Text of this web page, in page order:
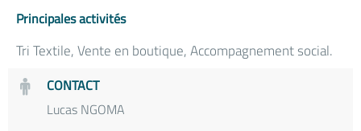
Principales activités
Tri Textile, Vente en boutique, Accompagnement social.
CONTACT
Lucas NGOMA